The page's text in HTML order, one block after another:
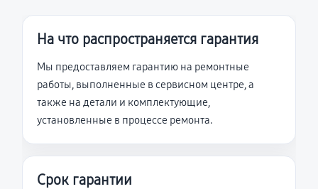
На что распространяется гарантия
Мы предоставляем гарантию на ремонтные
работы, выполненные в сервисном центре, а
также на детали и комплектующие,
установленные в процессе ремонта.
Срок гарантии